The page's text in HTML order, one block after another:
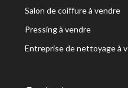
Salon de coiffure à vendre
Pressing à vendre
Entreprise de nettoyage à